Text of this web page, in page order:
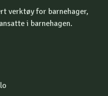
verktøy for barnehager,
i barnehagen.